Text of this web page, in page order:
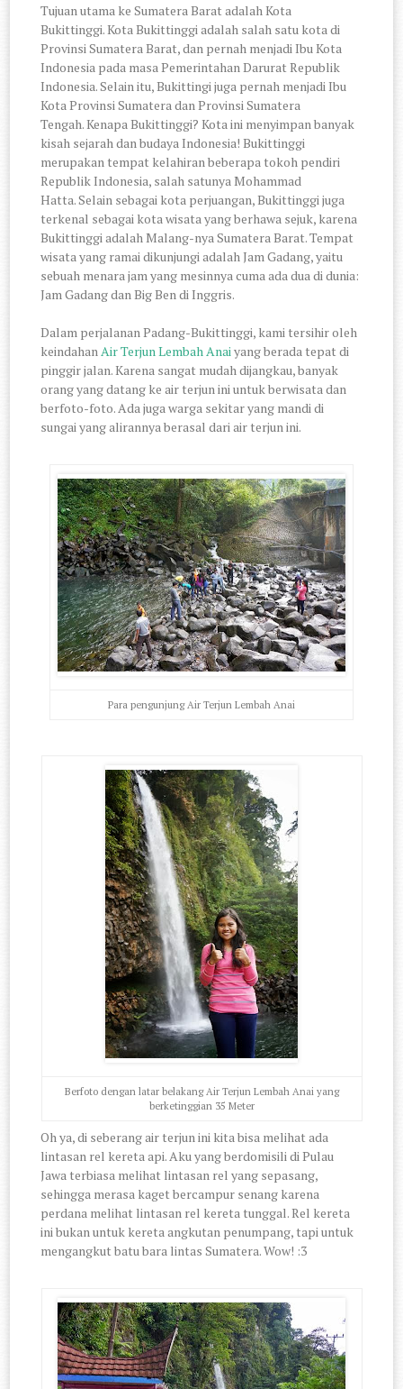
Tujuan utama ke Sumatera Barat adalah Kota
Bukittinggi. Kota Bukittinggi adalah salah satu kota di
Provinsi Sumatera Barat, dan pernah menjadi Ibu Kota
Indonesia pada masa Pemerintahan Darurat Republik
Indonesia. Selain itu, Bukittingi juga pernah menjadi Ibu
Kota Provinsi Sumatera dan Provinsi Sumatera
Tengah. Kenapa Bukittinggi? Kota ini menyimpan banyak
kisah sejarah dan budaya Indonesia! Bukittinggi
merupakan tempat kelahiran beberapa tokoh pendiri
Republik Indonesia, salah satunya Mohammad
Hatta. Selain sebagai kota perjuangan, Bukittinggi juga
terkenal sebagai kota wisata yang berhawa sejuk, karena
Bukittinggi adalah Malang-nya Sumatera Barat. Tempat
wisata yang ramai dikunjungi adalah Jam Gadang, yaitu
sebuah menara jam yang mesinnya cuma ada dua di dunia:
Jam Gadang dan Big Ben di Inggris.
Dalam perjalanan Padang-Bukittinggi, kami tersihir oleh
keindahanAir Terjun Lembah Anaiyang berada tepat di
pinggir jalan. Karena sangat mudah dijangkau, banyak
orang yang datang ke air terjun ini untuk berwisata dan
berfoto-foto. Ada juga warga sekitar yang mandi di
sungai yang alirannya berasal dari air terjun ini.
Para pengunjung Air Terjun Lembah Anai
Berfoto dengan latar belakang Air Terjun Lembah Anai yang
berketinggian 35 Meter
Oh ya, di seberang air terjun ini kita bisa melihat ada
lintasan rel kereta api. Aku yang berdomisili di Pulau
Jawa terbiasa melihat lintasan rel yang sepasang,
sehingga merasa kaget bercampur senang karena
perdana melihat lintasan rel kereta tunggal. Rel kereta
ini bukan untuk kereta angkutan penumpang, tapi untuk
mengangkut batu bara lintas Sumatera. Wow! :3